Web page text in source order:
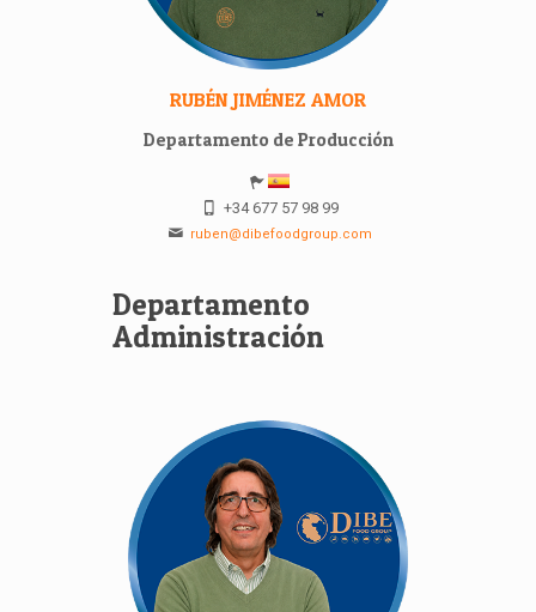
RUBÉN JIMÉNEZ AMOR
Departamento de Producción
+34 677 57 98 99
ruben@dibefoodgroup.com
Departamento
Administración